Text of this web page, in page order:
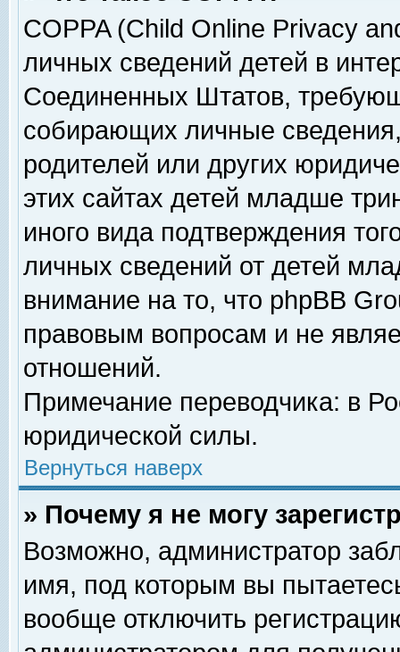
COPPA (Child Online Privacy
личных сведений детей в
Соединенных Штатов,
собирающих личные
родителей или других
этих сайтах детей младше
иного вида подтверждения
личных сведений от детей
внимание на то, что phpBB
правовым вопросам и не
отношений.
Примечание переводчика: в
юридической силы.
Вернуться наверх
» Почему я не могу
Возможно, администратор
имя, под которым вы
вообще отключить